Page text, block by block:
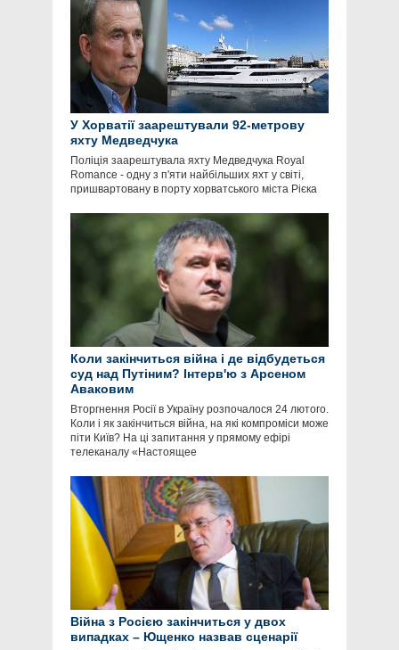
У Хорватії заарештували 92-метрову
яхту Медведчука
Поліція заарештувала яхту Медведчука Royal
Romance - одну з п'яти найбільших яхт у світі,
пришвартовану в порту хорватського міста Рієка
Коли закінчиться війна і де відбудеться
суд над Путіним? Інтерв'ю з Арсеном
Аваковим
Вторгнення Росії в Україну розпочалося 24 лютого.
Коли і як закінчиться війна, на які компроміси може
піти Київ? На ці запитання у прямому ефірі
телеканалу «Настоящее
Війна з Росією закінчиться у двох
випадках – Ющенко назвав сценарії